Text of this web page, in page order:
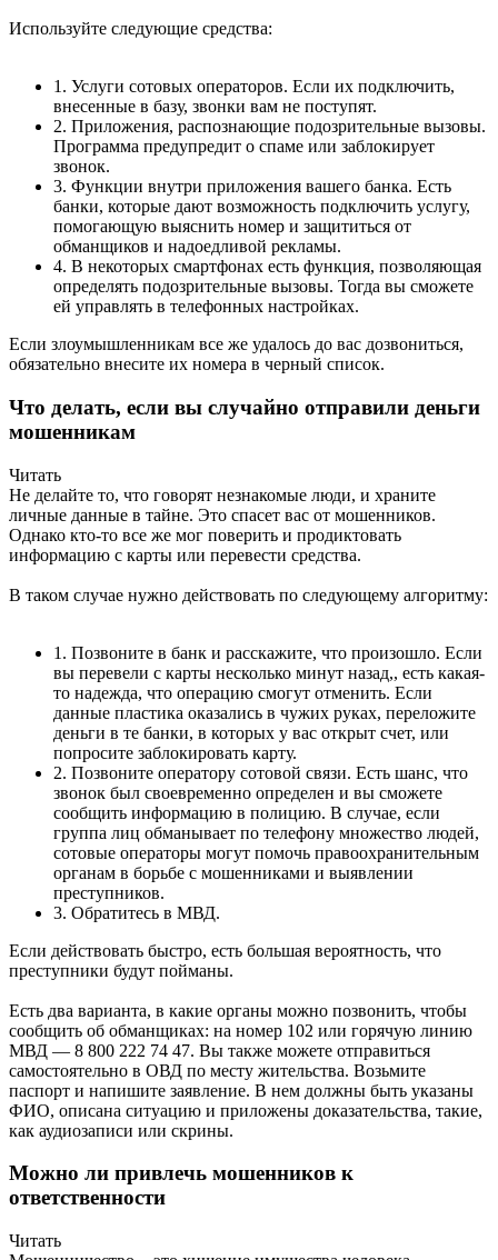
Используйте следующие средства:
1. Услуги сотовых операторов. Если их подключить,
внесенные в базу, звонки вам не поступят.
2. Приложения, распознающие подозрительные вызовы.
Программа предупредит о спаме или заблокирует
звонок.
3. Функции внутри приложения вашего банка. Есть
банки, которые дают возможность подключить услугу,
помогающую выяснить номер и защититься от
обманщиков и надоедливой рекламы.
4. В некоторых смартфонах есть функция, позволяющая
определять подозрительные вызовы. Тогда вы сможете
ей управлять в телефонных настройках.
Если злоумышленникам все же удалось до вас дозвониться,
обязательно внесите их номера в черный список.
Что делать, если вы случайно отправили деньги
мошенникам
Читать
Не делайте то, что говорят незнакомые люди, и храните
личные данные в тайне. Это спасет вас от мошенников.
Однако кто-то все же мог поверить и продиктовать
информацию с карты или перевести средства.
В таком случае нужно действовать по следующему алгоритму:
1. Позвоните в банк и расскажите, что произошло. Если
вы перевели с карты несколько минут назад,, есть какая-
то надежда, что операцию смогут отменить. Если
данные пластика оказались в чужих руках, переложите
деньги в те банки, в которых у вас открыт счет, или
попросите заблокировать карту.
2. Позвоните оператору сотовой связи. Есть шанс, что
звонок был своевременно определен и вы сможете
сообщить информацию в полицию. В случае, если
группа лиц обманывает по телефону множество людей,
сотовые операторы могут помочь правоохранительным
органам в борьбе с мошенниками и выявлении
преступников.
3. Обратитесь в МВД.
Если действовать быстро, есть большая вероятность, что
преступники будут пойманы.
Есть два варианта, в какие органы можно позвонить, чтобы
сообщить об обманщиках: на номер 102 или горячую линию
МВД — 8 800 222 74 47. Вы также можете отправиться
самостоятельно в ОВД по месту жительства. Возьмите
паспорт и напишите заявление. В нем должны быть указаны
ФИО, описана ситуацию и приложены доказательства, такие,
как аудиозаписи или скрины.
Можно ли привлечь мошенников к
ответственности
Читать